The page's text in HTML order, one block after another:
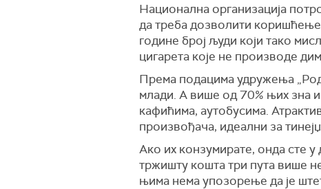
Национална организација
да треба дозволити
године број људи који тако
цигарета које не производе
Према подацима удружења
млади. А више од 70% њих зна
кафићима, аутобусима.
произвођача, идеални за
Ако их конзумирате, онда сте у
тржишту кошта три пута више
њима нема упозорење да је